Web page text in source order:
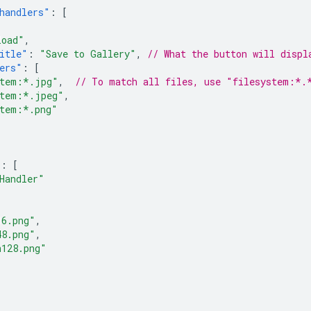
:
[
,
: "Save to Gallery" ,
// What the button will
:
[
,
// To match all files, use
,
:
[
,
,